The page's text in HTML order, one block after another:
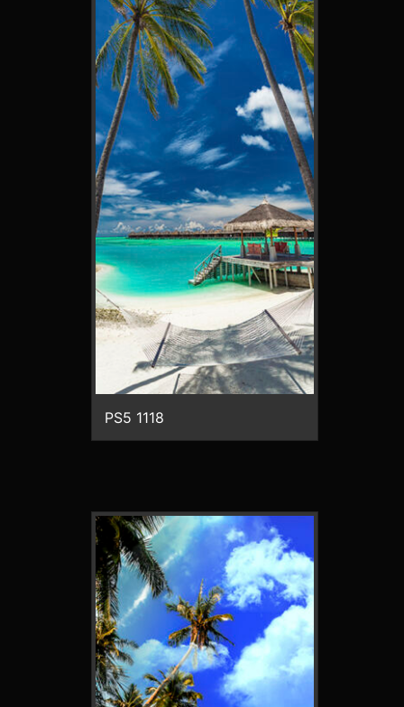
PS5 1118